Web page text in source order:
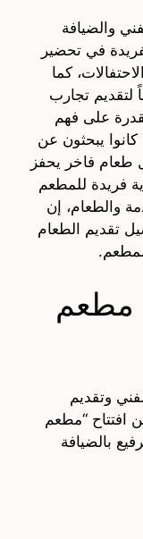
والضيافة
في تحضير
كما
لتقديم تجارب
على فهم
كانوا يبحثون عن
طعام فاخر يحفز
فريدة للمطعم
والطعام، إن
تقديم الطعام
مطعم
وتقديم
افتتاح “مطعم
بالضيافة